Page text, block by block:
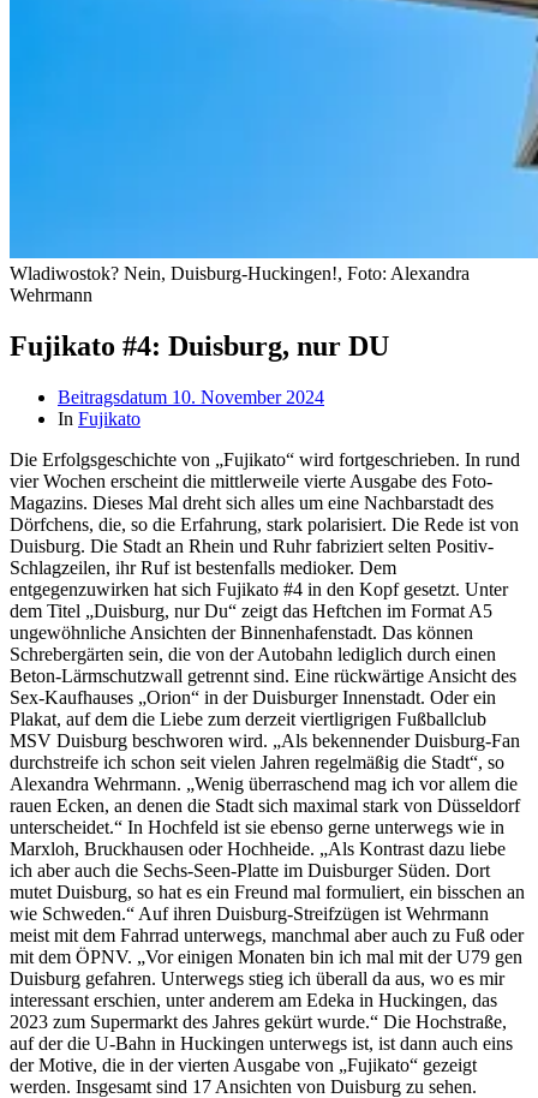
Wladiwostok? Nein, Duisburg-Huckingen!, Foto: Alexandra
Wehrmann
Fujikato #4: Duisburg, nur DU
Beitragsdatum 10. November 2024
In Fujikato
Die Erfolgsgeschichte von „Fujikato“ wird fortgeschrieben. In rund
vier Wochen erscheint die mittlerweile vierte Ausgabe des Foto-
Magazins. Dieses Mal dreht sich alles um eine Nachbarstadt des
Dörfchens, die, so die Erfahrung, stark polarisiert. Die Rede ist von
Duisburg. Die Stadt an Rhein und Ruhr fabriziert selten Positiv-
Schlagzeilen, ihr Ruf ist bestenfalls medioker. Dem
entgegenzuwirken hat sich Fujikato #4 in den Kopf gesetzt. Unter
dem Titel „Duisburg, nur Du“ zeigt das Heftchen im Format A5
ungewöhnliche Ansichten der Binnenhafenstadt. Das können
Schrebergärten sein, die von der Autobahn lediglich durch einen
Beton-Lärmschutzwall getrennt sind. Eine rückwärtige Ansicht des
Sex-Kaufhauses „Orion“ in der Duisburger Innenstadt. Oder ein
Plakat, auf dem die Liebe zum derzeit viertligrigen Fußballclub
MSV Duisburg beschworen wird. „Als bekennender Duisburg-Fan
durchstreife ich schon seit vielen Jahren regelmäßig die Stadt“, so
Alexandra Wehrmann. „Wenig überraschend mag ich vor allem die
rauen Ecken, an denen die Stadt sich maximal stark von Düsseldorf
unterscheidet.“ In Hochfeld ist sie ebenso gerne unterwegs wie in
Marxloh, Bruckhausen oder Hochheide. „Als Kontrast dazu liebe
ich aber auch die Sechs-Seen-Platte im Duisburger Süden. Dort
mutet Duisburg, so hat es ein Freund mal formuliert, ein bisschen an
wie Schweden.“ Auf ihren Duisburg-Streifzügen ist Wehrmann
meist mit dem Fahrrad unterwegs, manchmal aber auch zu Fuß oder
mit dem ÖPNV. „Vor einigen Monaten bin ich mal mit der U79 gen
Duisburg gefahren. Unterwegs stieg ich überall da aus, wo es mir
interessant erschien, unter anderem am Edeka in Huckingen, das
2023 zum Supermarkt des Jahres gekürt wurde.“ Die Hochstraße,
auf der die U-Bahn in Huckingen unterwegs ist, ist dann auch eins
der Motive, die in der vierten Ausgabe von „Fujikato“ gezeigt
werden. Insgesamt sind 17 Ansichten von Duisburg zu sehen.